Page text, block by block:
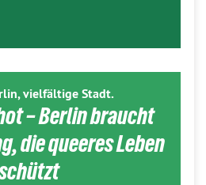
vielfältige Stadt.
– Berlin braucht
die queeres Leben